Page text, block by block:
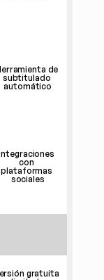
de
subtitulado
automático
con
plataformas
sociales
gratuita